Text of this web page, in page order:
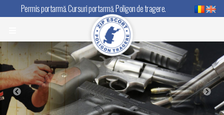
Permis portarmă. Cursuri portarmă. Poligon de tragere.